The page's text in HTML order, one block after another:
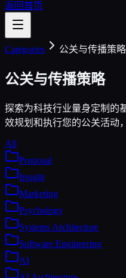
返回首页
Categories 公关与传播策略
公关与传播策略
探索为科技行业量身定制的
效规划和执行您的公关活动
All
Proposal
Insight
Marketing
Psychology
Systems Architecture
Software Engineering
AI